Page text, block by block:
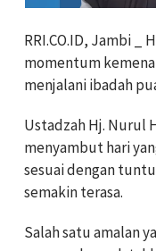
RRI.CO.ID, Jambi _
momentum
menjalani ibadah
Ustadzah Hj. Nurul
menyambut hari
sesuai dengan
semakin terasa.
Salah satu amalan